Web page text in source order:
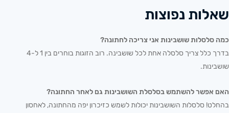
שאלות נפוצות
כמה סלסלות שושבינות אני צריכה לחתונה?
בדרך כלל צריך סלסלה אחת לכל שושבינה. רוב הזוגות בוחרים בין 1 ל-4
שושבינות.
האם אפשר להשתמש בסלסלת השושבינות גם לאחר החתונה?
בהחלט! סלסלות השושבינות יכולות לשמש כזיכרון יפה מהחתונה, לאחסון